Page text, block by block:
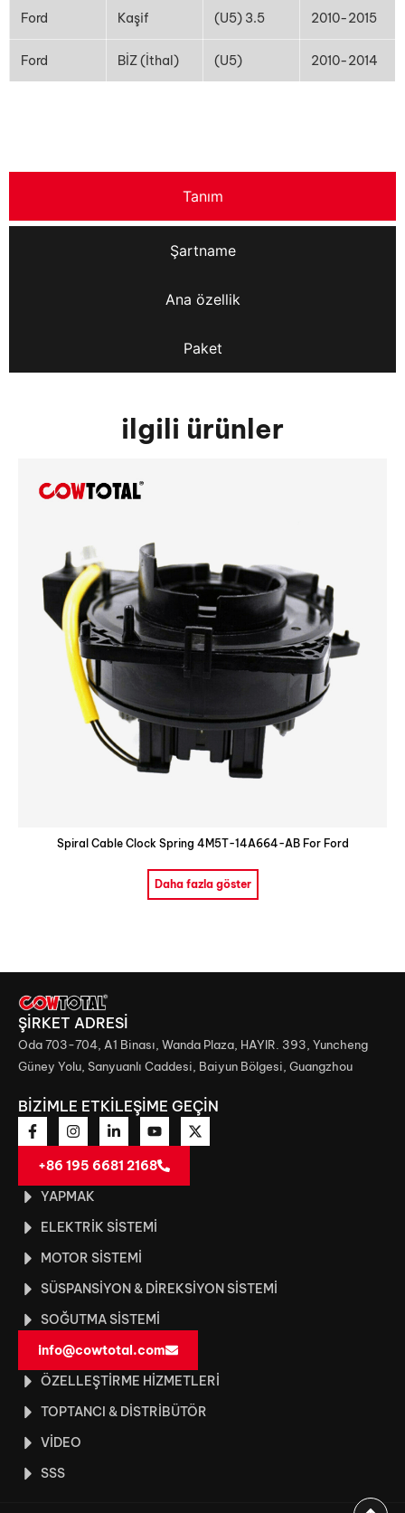
Ford Kaşif (U5) 3.5 2010-2015
Ford BİZ (İthal) (U5) 2010-2014
Tanım
Şartname
Ana özellik
Paket
ilgili ürünler
Spiral Cable Clock Spring 4M5T-14A664-AB For Ford
Daha fazla göster
ŞİRKET ADRESİ
Oda 703-704, A1 Binası, Wanda Plaza, HAYIR. 393, Yuncheng
Güney Yolu, Sanyuanlı Caddesi, Baiyun Bölgesi, Guangzhou
BİZİMLE ETKİLEŞİME GEÇİN
+86 195 6681 2168
YAPMAK
ELEKTRIK SISTEMI
MOTOR SISTEMI
SÜSPANSIYON & DIREKSIYON SISTEMI
SOĞUTMA SISTEMI
info@cowtotal.com
ÖZELLEŞTIRME HIZMETLERI
TOPTANCI & DISTRIBÜTÖR
VIDEO
SSS